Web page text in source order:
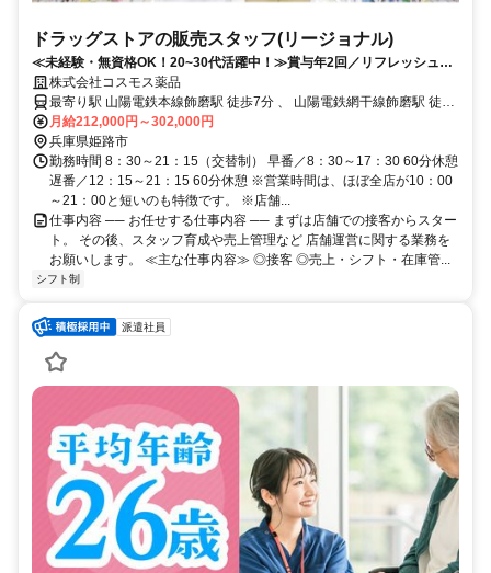
ドラッグストアの販売スタッフ(リージョナル)
≪未経験・無資格OK！20~30代活躍中！≫賞与年2回／リフレッシュ休
暇取得率100％／研修制度充実
株式会社コスモス薬品
最寄り駅 山陽電鉄本線飾磨駅 徒歩7分 、 山陽電鉄網干線飾磨駅 徒歩
7分 、 山陽電鉄本線亀山（兵庫県）駅 徒歩14分
月給212,000円～302,000円
兵庫県姫路市
勤務時間 8：30～21：15（交替制） 早番／8：30～17：30 60分休憩
遅番／12：15～21：15 60分休憩 ※営業時間は、ほぼ全店が10：00
～21：00と短いのも特徴です。 ※店舗...
仕事内容 ── お任せする仕事内容 ── まずは店舗での接客からスター
ト。 その後、スタッフ育成や売上管理など 店舗運営に関する業務を
お願いします。 ≪主な仕事内容≫ ◎接客 ◎売上・シフト・在庫管...
シフト制
派遣社員